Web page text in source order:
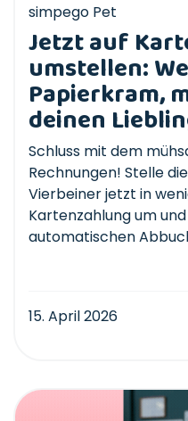
simpego Pet
Jetzt auf
umstellen:
Papierkram,
deinen
Schluss mit dem
Rechnungen! Stelle
Vierbeiner jetzt in
Kartenzahlung um
automatischen
15. April 2026